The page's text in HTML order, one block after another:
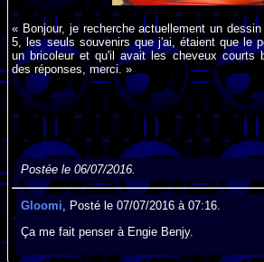
« Bonjour, je recherche actuellement un
5, les seuls souvenirs que j'ai, étaient que le
un bricoleur et qu'il avait les cheveux courts
des réponses, merci. »
Postée le 06/07/2016.
Gloomi, Posté le 07/07/2016 à 07:16.
Ça me fait penser à Engie Benjy.